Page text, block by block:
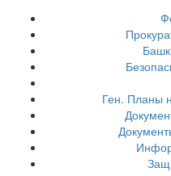
Ген. Планы